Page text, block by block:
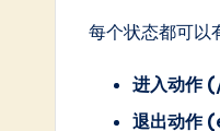
每个状态都可以
进入动作
退出动作